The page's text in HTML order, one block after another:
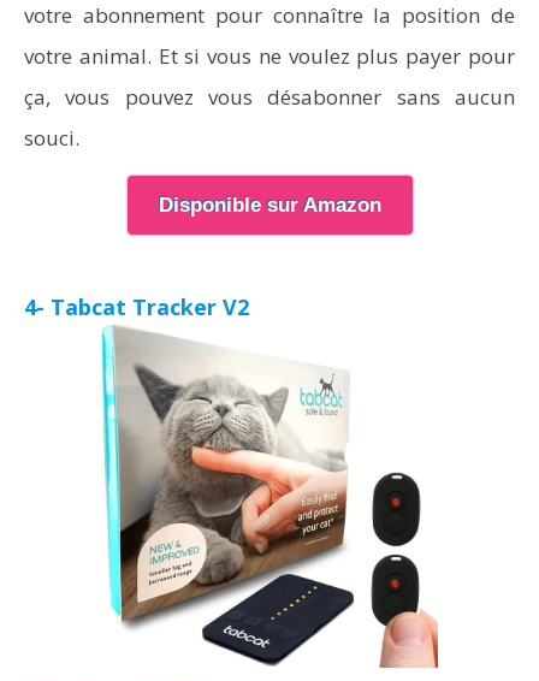
votre abonnement pour connaître la position de
votre animal. Et si vous ne voulez plus payer pour
ça, vous pouvez vous désabonner sans aucun
souci.
Disponible sur Amazon
4- Tabcat Tracker V2